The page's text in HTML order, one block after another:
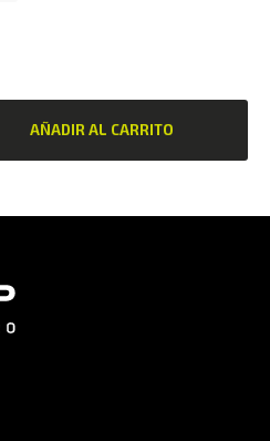
AÑADIR AL CARRITO